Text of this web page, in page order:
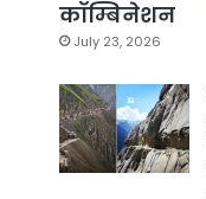
कॉम्बिनेशन
July 23, 2026